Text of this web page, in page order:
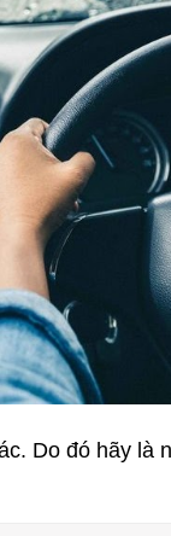
Do đó hãy là